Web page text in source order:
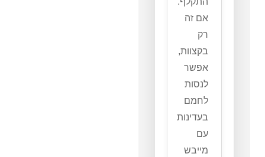
אם זה
רק
בקצוות,
אפשר
לנסות
לחמם
בעדינות
עם
מייבש